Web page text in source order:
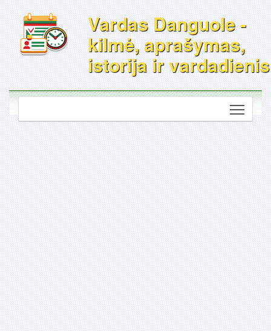
Vardas Danguole -
kilmė, aprašymas,
istorija ir vardadienis